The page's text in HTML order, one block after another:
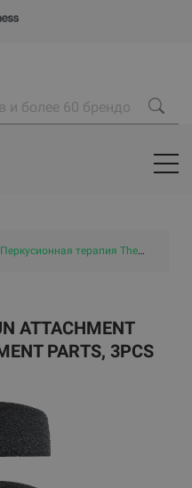
Перкусионная терапия Theragun Therabody
ATTACHMENT
PARTS, 3PCS